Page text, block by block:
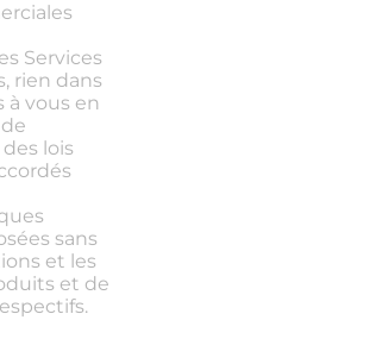
Services
rien dans
à vous en
lois
sans
et les
et de